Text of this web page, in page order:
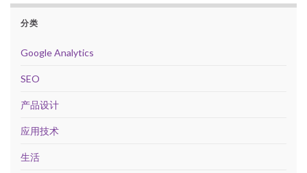
分类
Google Analytics
SEO
产品设计
应用技术
生活